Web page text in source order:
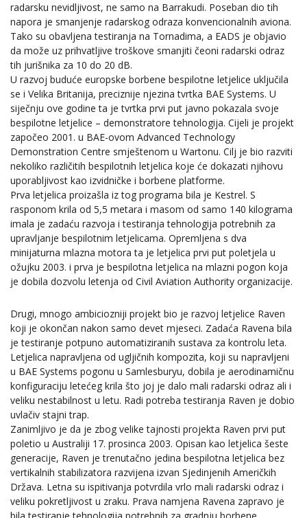
radarsku nevidljivost, ne samo na Barrakudi. Poseban dio tih
napora je smanjenje radarskog odraza konvencionalnih aviona.
Tako su obavljena testiranja na Tornadima, a EADS je objavio
da može uz prihvatljive troškove smanjiti čeoni radarski odraz
tih jurišnika za 10 do 20 dB.
U razvoj buduće europske borbene bespilotne letjelice uključila
se i Velika Britanija, preciznije njezina tvrtka BAE Systems. U
siječnju ove godine ta je tvrtka prvi put javno pokazala svoje
bespilotne letjelice – demonstratore tehnologija. Cijeli je projekt
započeo 2001. u BAE-ovom Advanced Technology
Demonstration Centre smještenom u Wartonu. Cilj je bio razviti
nekoliko različitih bespilotnih letjelica koje će dokazati njihovu
uporabljivost kao izvidničke i borbene platforme.
Prva letjelica proizašla iz tog programa bila je Kestrel. S
rasponom krila od 5,5 metara i masom od samo 140 kilograma
imala je zadaću razvoja i testiranja tehnologija potrebnih za
upravljanje bespilotnim letjelicama. Opremljena s dva
minijaturna mlazna motora ta je letjelica prvi put poletjela u
ožujku 2003. i prva je bespilotna letjelica na mlazni pogon koja
je dobila dozvolu letenja od Civil Aviation Authority organizacije.
Drugi, mnogo ambiciozniji projekt bio je razvoj letjelice Raven
koji je okončan nakon samo devet mjeseci. Zadaća Ravena bila
je testiranje potpuno automatiziranih sustava za kontrolu leta.
Letjelica napravljena od ugljičnih kompozita, koji su napravljeni
u BAE Systems pogonu u Samlesburyu, dobila je aerodinamičnu
konfiguraciju letećeg krila što joj je dalo mali radarski odraz ali i
veliku nestabilnost u letu. Radi potreba testiranja Raven je dobio
uvlačiv stajni trap.
Zanimljivo je da je zbog velike tajnosti projekta Raven prvi put
poletio u Australiji 17. prosinca 2003. Opisan kao letjelica šeste
generacije, Raven je trenutačno jedina bespilotna letjelica bez
vertikalnih stabilizatora razvijena izvan Sjedinjenih Američkih
Država. Letna su ispitivanja potvrdila vrlo mali radarski odraz i
veliku pokretljivost u zraku. Prava namjena Ravena zapravo je